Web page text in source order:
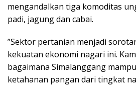
mengandalkan tiga komoditas
padi, jagung dan ​cabai.
​”Sektor pertanian menjadi
kekuatan ekonomi nagari ini.
bagaimana Simalanggang
ketahanan pangan dari tingkat